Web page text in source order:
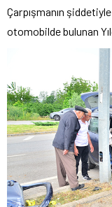
Çarpışmanın
otomobilde bulunan